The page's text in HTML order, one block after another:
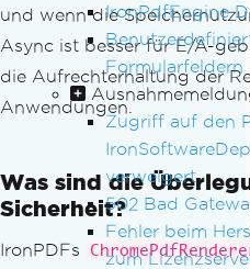
IronPdfEngine
Formularfeldern
Zugriff auf den
verweigert
502 Bad
Fehler beim
zum
und wenn die
Async ist besser für E/A-
die Aufrechterhaltung der
Anwendungen.
Was sind die
Sicherheit?
IronPDFs